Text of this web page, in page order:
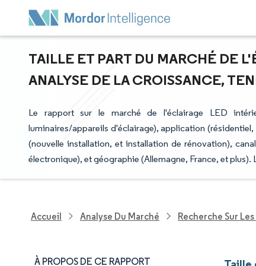
TAILLE ET PART DU MARCHÉ DE
ANALYSE DE LA CROISSANCE,
Le rapport sur le marché de l'éclairage LED
luminaires/appareils d'éclairage), application
(nouvelle installation, et installation de rénovation),
électronique), et géographie (Allemagne, France, et
Accueil Analyse Du Marché Recherche Sur
À PROPOS DE CE RAPPORT